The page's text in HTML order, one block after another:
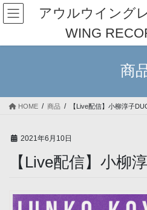
コ
ン
ン
ナ
ビ
ー
アウルウイング
WING
商
HOME 商品 【Live配信】小柳淳子
2021年6月10日
【Live配信】小柳